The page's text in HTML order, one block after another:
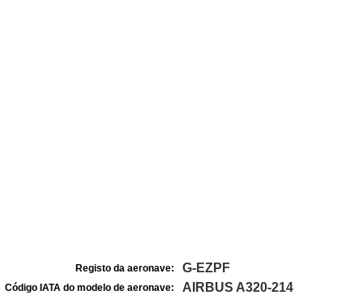
Registo da aeronave: G-EZPF
Código IATA do modelo de aeronave: AIRBUS A320-214